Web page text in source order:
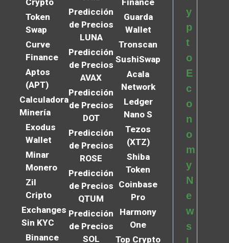
Token
Swap
Curve
Finance
Aptos
(APT)
Calculadora
Minería
Exodus
Wallet
Minar
Monero
Zil
Cripto
Exchanges
Sin KYC
Binance
Predicción
de Precios
LUNA
Predicción
de Precios
AVAX
Predicción
de Precios
DOT
Predicción
de Precios
ROSE
Predicción
de Precios
QTUM
Predicción
de Precios
SOL
Guarda
Wallet
Tronscan
SushiSwap
Acala
Network
Ledger
Nano S
Tezos
(XTZ)
Shiba
Token
Coinbase
Pro
Harmony
One
Top Crypto
y
p
t
o
E
c
o
n
o
m
y
N
e
w
s